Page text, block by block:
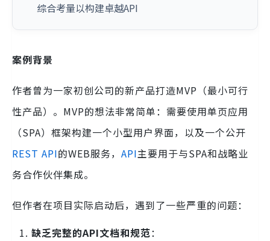
综合考量以构建卓越API
案例背景
作者曾为一家初创公司的新产品打造MVP（最小可行
性产品）。MVP的想法非常简单：需要使用单页应用
（SPA）框架构建一个小型用户界面，以及一个公开
REST API的WEB服务， API主要用于与SPA和战略业
务合作伙伴集成。
但作者在项目实际启动后，遇到了一些严重的问题：
缺乏完整的API文档和规范：